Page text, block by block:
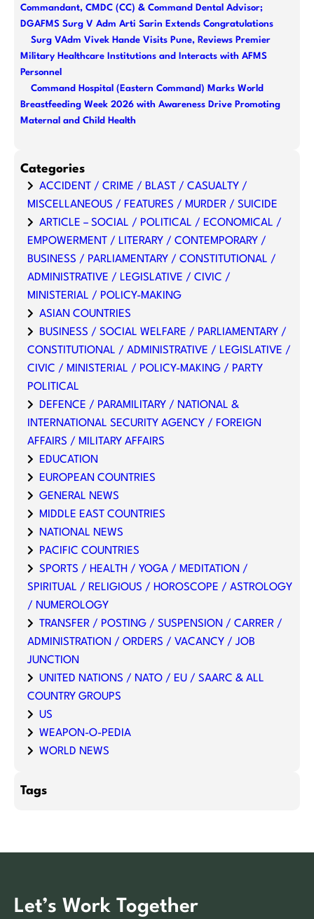
Commandant, CMDC (CC) & Command Dental Advisor;
DGAFMS Surg V Adm Arti Sarin Extends Congratulations
Surg VAdm Vivek Hande Visits Pune, Reviews Premier
Military Healthcare Institutions and Interacts with AFMS
Personnel
Command Hospital (Eastern Command) Marks World
Breastfeeding Week 2026 with Awareness Drive Promoting
Maternal and Child Health
Categories
ACCIDENT / CRIME / BLAST / CASUALTY /
MISCELLANEOUS / FEATURES / MURDER / SUICIDE
ARTICLE – SOCIAL / POLITICAL / ECONOMICAL /
EMPOWERMENT / LITERARY / CONTEMPORARY /
BUSINESS / PARLIAMENTARY / CONSTITUTIONAL /
ADMINISTRATIVE / LEGISLATIVE / CIVIC /
MINISTERIAL / POLICY-MAKING
ASIAN COUNTRIES
BUSINESS / SOCIAL WELFARE / PARLIAMENTARY /
CONSTITUTIONAL / ADMINISTRATIVE / LEGISLATIVE /
CIVIC / MINISTERIAL / POLICY-MAKING / PARTY
POLITICAL
DEFENCE / PARAMILITARY / NATIONAL &
INTERNATIONAL SECURITY AGENCY / FOREIGN
AFFAIRS / MILITARY AFFAIRS
EDUCATION
EUROPEAN COUNTRIES
GENERAL NEWS
MIDDLE EAST COUNTRIES
NATIONAL NEWS
PACIFIC COUNTRIES
SPORTS / HEALTH / YOGA / MEDITATION /
SPIRITUAL / RELIGIOUS / HOROSCOPE / ASTROLOGY
/ NUMEROLOGY
TRANSFER / POSTING / SUSPENSION / CARRER /
ADMINISTRATION / ORDERS / VACANCY / JOB
JUNCTION
UNITED NATIONS / NATO / EU / SAARC & ALL
COUNTRY GROUPS
US
WEAPON-O-PEDIA
WORLD NEWS
Tags
Let’s Work Together